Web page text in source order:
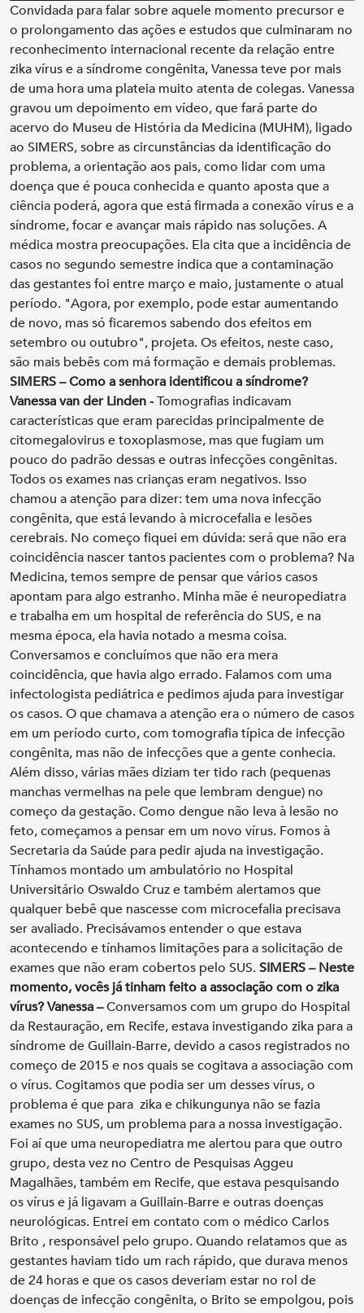
Convidada para falar sobre aquele momento precursor e
o prolongamento das ações e estudos que culminaram no
reconhecimento internacional recente da relação entre
zika vírus e a síndrome congênita, Vanessa teve por mais
de uma hora uma plateia muito atenta de colegas. Vanessa
gravou um depoimento em vídeo, que fará parte do
acervo do Museu de História da Medicina (MUHM), ligado
ao SIMERS, sobre as circunstâncias da identificação do
problema, a orientação aos pais, como lidar com uma
doença que é pouca conhecida e quanto aposta que a
ciência poderá, agora que está firmada a conexão vírus e a
síndrome, focar e avançar mais rápido nas soluções. A
médica mostra preocupações. Ela cita que a incidência de
casos no segundo semestre indica que a contaminação
das gestantes foi entre março e maio, justamente o atual
período. "Agora, por exemplo, pode estar aumentando
de novo, mas só ficaremos sabendo dos efeitos em
setembro ou outubro", projeta. Os efeitos, neste caso,
são mais bebês com má formação e demais problemas.
SIMERS – Como a senhora identificou a síndrome?
Vanessa van der Linden -Tomografias indicavam
características que eram parecidas principalmente de
citomegalovirus e toxoplasmose, mas que fugiam um
pouco do padrão dessas e outras infecções congênitas.
Todos os exames nas crianças eram negativos. Isso
chamou a atenção para dizer: tem uma nova infecção
congênita, que está levando à microcefalia e lesões
cerebrais. No começo fiquei em dúvida: será que não era
coincidência nascer tantos pacientes com o problema? Na
Medicina, temos sempre de pensar que vários casos
apontam para algo estranho. Minha mãe é neuropediatra
e trabalha em um hospital de referência do SUS, e na
mesma época, ela havia notado a mesma coisa.
Conversamos e concluímos que não era mera
coincidência, que havia algo errado. Falamos com uma
infectologista pediátrica e pedimos ajuda para investigar
os casos. O que chamava a atenção era o número de casos
em um período curto, com tomografia típica de infecção
congênita, mas não de infecções que a gente conhecia.
Além disso, várias mães diziam ter tido rach (pequenas
manchas vermelhas na pele que lembram dengue) no
começo da gestação. Como dengue não leva à lesão no
feto, começamos a pensar em um novo vírus. Fomos à
Secretaria da Saúde para pedir ajuda na investigação.
Tínhamos montado um ambulatório no Hospital
Universitário Oswaldo Cruz e também alertamos que
qualquer bebê que nascesse com microcefalia precisava
ser avaliado. Precisávamos entender o que estava
acontecendo e tínhamos limitações para a solicitação de
exames que não eram cobertos pelo SUS.SIMERS – Neste
momento, vocês já tinham feito a associação com o zika
vírus?Vanessa –Conversamos com um grupo do Hospital
da Restauração, em Recife, estava investigando zika para a
síndrome de Guillain-Barre, devido a casos registrados no
começo de 2015 e nos quais se cogitava a associação com
o vírus. Cogitamos que podia ser um desses vírus, o
problema é que para zika e chikungunya não se fazia
exames no SUS, um problema para a nossa investigação.
Foi aí que uma neuropediatra me alertou para que outro
grupo, desta vez no Centro de Pesquisas Aggeu
Magalhães, também em Recife, que estava pesquisando
os vírus e já ligavam a Guillain-Barre e outras doenças
neurológicas. Entrei em contato com o médico Carlos
Brito , responsável pelo grupo. Quando relatamos que as
gestantes haviam tido um rach rápido, que durava menos
de 24 horas e que os casos deveriam estar no rol de
doenças de infecção congênita, o Brito se empolgou, pois